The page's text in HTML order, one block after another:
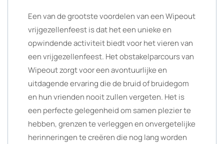
Een van de grootste voordelen van een Wipeout
vrijgezellenfeest is dat het een unieke en
opwindende activiteit biedt voor het vieren van
een vrijgezellenfeest. Het obstakelparcours van
Wipeout zorgt voor een avontuurlijke en
uitdagende ervaring die de bruid of bruidegom
en hun vrienden nooit zullen vergeten. Het is
een perfecte gelegenheid om samen plezier te
hebben, grenzen te verleggen en onvergetelijke
herinneringen te creëren die nog lang worden